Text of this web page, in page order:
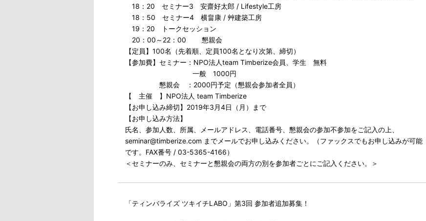
18：20 セミナー3 安齋好太郎 / Lifestyle工房
18：50 セミナー4 横畠康 / 艸建築工房
19：20 トークセッション
20：00～22：00 懇親会
【定員】100名（先着順、定員100名となり次第、締切）
【参加費】セミナー：NPO法人team Timberize会員、学生 無料
一般 1000円
懇親会 ：2000円予定（懇親会参加者全員）
【 主催 】NPO法人 team Timberize
【お申し込み締切】2019年3月4日（月）まで
【お申し込み方法】
氏名、参加人数、所属、メールアドレス、電話番号、懇親会の参加不参加をご記入の上、
seminar@timberize.com までメールでお申し込みください。（ファックスでもお申し込みが可能
です。FAX番号 / 03-5365-4166）
＜セミナーのみ、セミナーと懇親会の両方の別を参加者ごとにご記入ください。＞
「ティンバライズ ツキイチLABO」第3回 参加者追加募集！